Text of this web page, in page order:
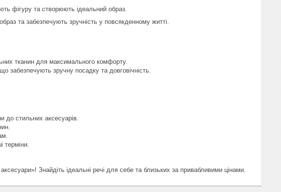
фігуру та створюють ідеальний образ.
та забезпечують зручність у повсякденному житті.
тканин для максимального комфорту.
забезпечують зручну посадку та довговічність.
до стильних аксесуарів.
терміни.
Знайдіть ідеальні речі для себе та близьких за привабливими цінами.